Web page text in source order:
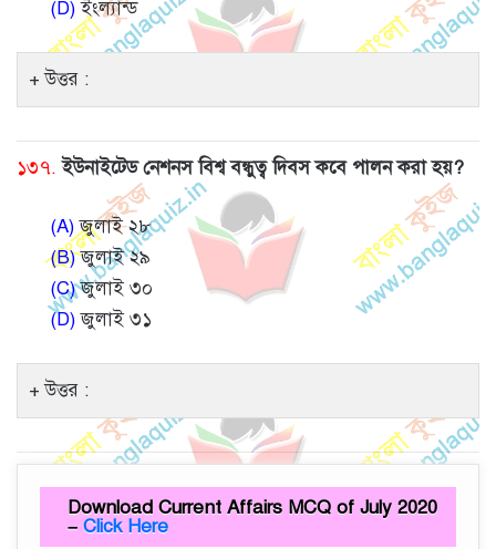
(D)ইংল্যান্ড
উত্তর :
১৩৭. ইউনাইটেড নেশনস বিশ্ব বন্ধুত্ব দিবস কবে পালন করা হয়?
(A)জুলাই ২৮
(B)জুলাই ২৯
(C)জুলাই ৩০
(D)জুলাই ৩১
উত্তর :
Download Current Affairs MCQ of July 2020
– Click Here